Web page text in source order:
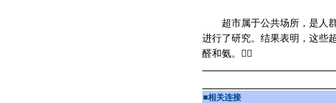
超市属于公共场所，是人群
进行了研究。结果表明，这些
醛和氨。
■相关连接